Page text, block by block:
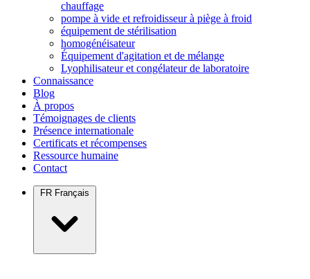
chauffage
pompe à vide et refroidisseur à piège à froid
équipement de stérilisation
homogénéisateur
Équipement d'agitation et de mélange
Lyophilisateur et congélateur de laboratoire
Connaissance
Blog
À propos
Témoignages de clients
Présence internationale
Certificats et récompenses
Ressource humaine
Contact
FR Français